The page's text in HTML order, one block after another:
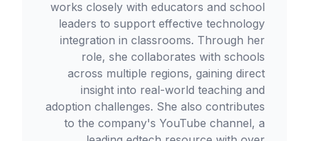
works closely with educators and school
leaders to support effective technology
integration in classrooms. Through her
role, she collaborates with schools
across multiple regions, gaining direct
insight into real-world teaching and
adoption challenges. She also contributes
to the company's YouTube channel, a